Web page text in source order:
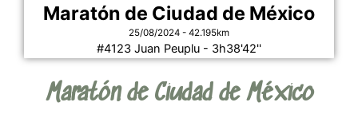
Maratón de Ciudad de México
Maratón de Ciudad de México
25/08/2024 - 42.195km
#4123 Juan Peuplu - 3h38'42''